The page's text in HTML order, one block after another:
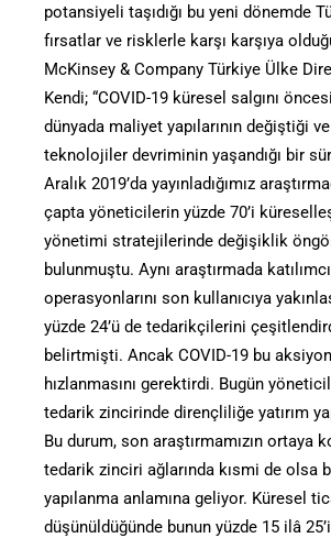
potansiyeli taşıdığı bu yeni dönemde
fırsatlar ve risklerle karşı karşıya
McKinsey & Company Türkiye Ülke
Kendi; “COVID-19 küresel salgını
dünyada maliyet yapılarının değiştiği
teknolojiler devriminin yaşandığı bir
Aralık 2019’da yayınladığımız
çapta yöneticilerin yüzde 70’i
yönetimi stratejilerinde değişiklik
bulunmuştu. Aynı araştırmada
operasyonlarını son kullanıcıya
yüzde 24’ü de tedarikçilerini
belirtmişti. Ancak COVID-19 bu
hızlanmasını gerektirdi. Bugün
tedarik zincirinde dirençliliğe yatırım
Bu durum, son araştırmamızın ortaya
tedarik zinciri ağlarında kısmi de olsa
yapılanma anlamına geliyor. Küresel
düşünüldüğünde bunun yüzde 15 ilâ